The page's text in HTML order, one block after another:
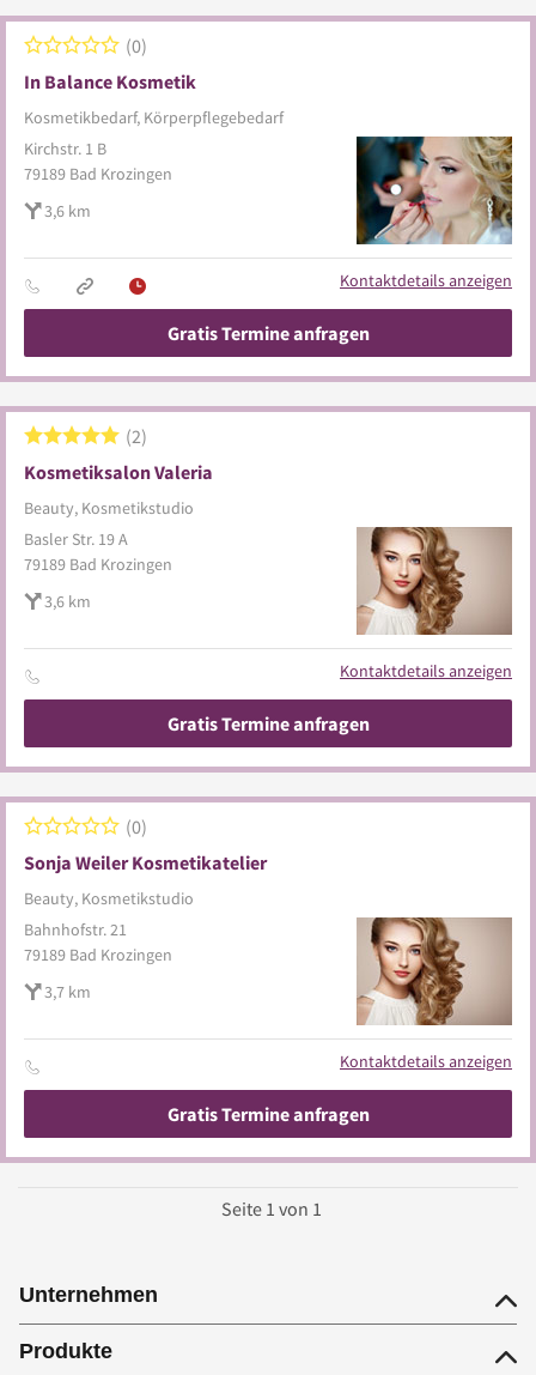
In Balance Kosmetik
Kosmetikbedarf, Körperpflegebedarf
0
Kirchstr. 1 B
79189 Bad Krozingen
3,6 km
Kontaktdetails anzeigen
Gratis Termine anfragen
Kosmetiksalon Valeria
Beauty, Kosmetikstudio
2
Basler Str. 19 A
79189 Bad Krozingen
3,6 km
Kontaktdetails anzeigen
Gratis Termine anfragen
Sonja Weiler Kosmetikatelier
Beauty, Kosmetikstudio
0
Bahnhofstr. 21
79189 Bad Krozingen
3,7 km
Kontaktdetails anzeigen
Gratis Termine anfragen
Seite 1 von 1
Unternehmen
Produkte